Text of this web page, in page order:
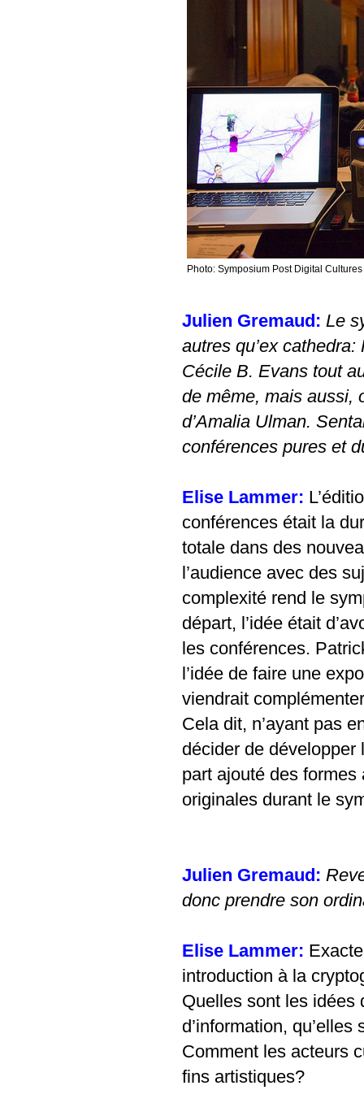
Photo: Symposium Post Digital
Julien Gremaud: Le
autres qu’ex
Cécile B. Evans tout
de même, mais aussi,
d’Amalia Ulman.
conférences pures et
Elise Lammer:
conférences était la
totale dans des
l’audience avec des
complexité rend le
départ, l’idée était
les conférences.
l’idée de faire une
viendrait
Cela dit, n’ayant pas
décider de développer
part ajouté des formes
originales durant le
Julien Gremaud:
donc prendre son
Elise Lammer:
introduction à la
Quelles sont les idées
d’information,
Comment les acteurs
fins artistiques?